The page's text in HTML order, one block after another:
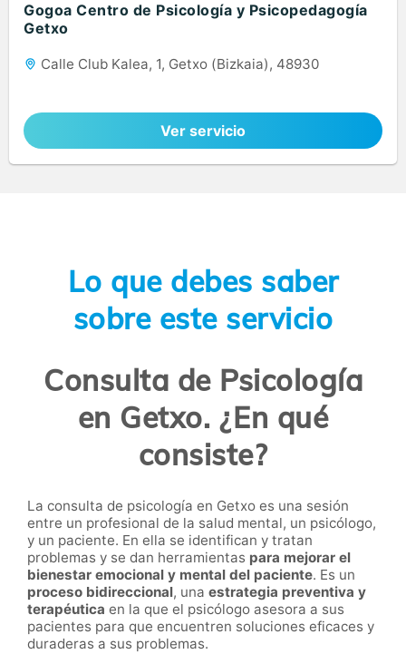
Gogoa Centro de Psicología y Psicopedagogía
Getxo
Calle Club Kalea, 1, Getxo (Bizkaia), 48930
Ver servicio
Lo que debes saber
sobre este servicio
Consulta de Psicología
en Getxo. ¿En qué
consiste?
La consulta de psicología en Getxo es una sesión
entre un profesional de la salud mental, un psicólogo,
y un paciente. En ella se identifican y tratan
problemas y se dan herramientas para mejorar el
bienestar emocional y mental del paciente. Es un
proceso bidireccional, una estrategia preventiva y
terapéutica en la que el psicólogo asesora a sus
pacientes para que encuentren soluciones eficaces y
duraderas a sus problemas.